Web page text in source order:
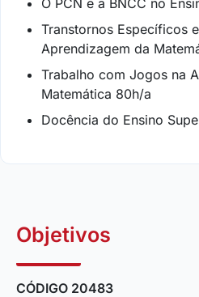
Transtornos Específicos
Aprendizagem da
Trabalho com Jogos na
Matemática 80h/a
Docência do Ensino
Objetivos
CÓDIGO 20483